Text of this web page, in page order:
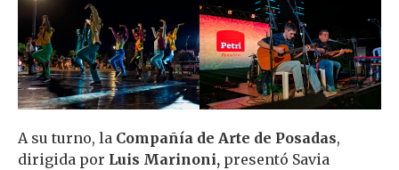
A su turno, la Compañía de Arte de Posadas,
dirigida por Luis Marinoni, presentó Savia